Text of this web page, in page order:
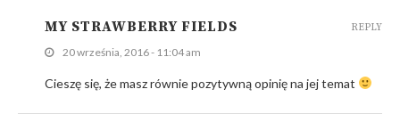
MY STRAWBERRY FIELDS
20 września, 2016 - 11:04 am
Cieszę się, że masz równie pozytywną opinię na jej temat
REPLY